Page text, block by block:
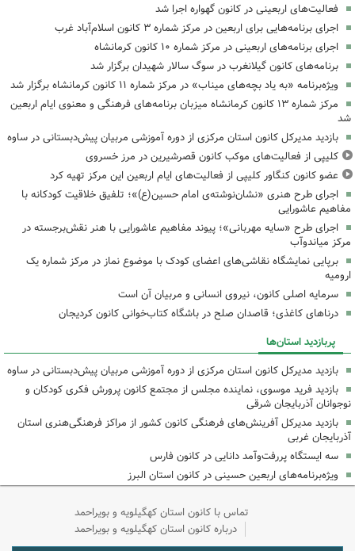
فعالیت‌های اربعینی در کانون گهواره اجرا شد
اجرای برنامه‌هایی برای اربعین در مرکز شماره ۳ کانون اسلام‌آباد غرب
اجرای برنامه‌های اربعینی در مرکز شماره ۱۰ کانون کرمانشاه
برنامه‌های کانون گیلانغرب در سوگ سالار شهیدان برگزار شد
ویژه‌برنامه «به یاد بچه‌های میناب» در مرکز شماره ۱۱ کانون کرمانشاه برگزار شد
مرکز شماره ۱۳ کانون کرمانشاه میزبان برنامه‌های فرهنگی و معنوی ایام اربعین
شد
بازدید مدیرکل کانون استان مرکزی از دوره آموزشی مربیان پیش‌دبستانی در ساوه
کلیپی از فعالیت‌های موکب کانون قصرشیرین در مرز خسروی
عضو کانون کنگاور کلیپی از فعالیت‌های ایام اربعین این مرکز تهیه کرد
اجرای طرح هنری «نشان‌نوشته‌ی امام حسین(ع)»؛ تلفیق خلاقیت کودکانه با
مفاهیم عاشورایی
اجرای طرح «سایه مهربانی»؛ پیوند مفاهیم عاشورایی با هنر نقش‌برجسته در
مرکز میاندوآب
برپایی نمایشگاه نقاشی‌های اعضای کودک با موضوع نماز در مرکز شماره یک
ارومیه
سرمایه اصلی کانون، نیروی انسانی و مربیان آن است
درناهای کاغذی؛ قاصدان صلح در باشگاه کتاب‌خوانی کانون کردیجان
پربازدید استان‌ها
بازدید مدیرکل کانون استان مرکزی از دوره آموزشی مربیان پیش‌دبستانی در ساوه
بازدید فرید موسوی، نماینده مجلس از مجتمع کانون پرورش فکری کودکان و
نوجوانان آذربایجان شرقی
بازدید مدیرکل آفرینش‌های فرهنگی کانون کشور از مراکز فرهنگی‌هنری استان
آذربایجان غربی
سه ایستگاه پررفت‌وآمد دانایی در کانون فارس
ویژه‌برنامه‌های اربعین حسینی در کانون استان البرز
تماس با کانون استان کهگیلویه و بویراحمد
درباره کانون استان کهگیلویه و بویراحمد